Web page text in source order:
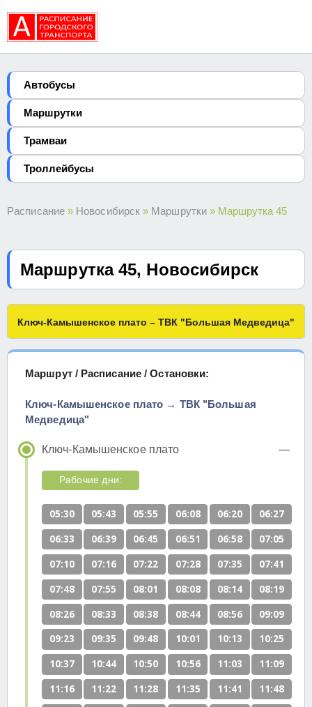
Автобуcы
Маршрутки
Трамваи
Троллейбусы
Расписание » Новосибирск » Маршрутки » Маршрутка 45
Маршрутка 45, Новосибирск
Ключ-Камышенское плато – ТВК "Большая Медведица"
Маршрут / Расписание / Остановки:
Ключ-Камышенское плато → ТВК "Большая
Медведица"
Ключ-Камышенское плато
Рабочие дни:
05:30 05:43 05:55 06:08 06:20
06:27
06:33
06:39 06:45 06:51 06:58
07:05
07:10
07:16 07:22 07:28 07:35
07:41
07:48
07:55 08:01 08:08 08:14
08:19
08:26
08:33 08:38 08:44 08:56
09:09
09:23
09:35 09:48 10:01 10:13
10:25
10:37
10:44 10:50 10:56 11:03
11:09
11:16
11:22 11:28 11:35 11:41
11:48